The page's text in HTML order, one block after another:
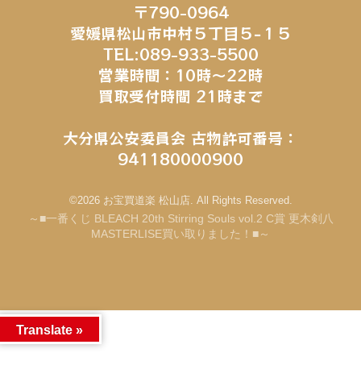
〒790-0964
愛媛県松山市中村５丁目５−１５
TEL:089-933-5500
営業時間：10時～22時
買取受付時間 21時まで
大分県公安委員会 古物許可番号：
941180000900
©2026 お宝買道楽 松山店. All Rights Reserved.
～■一番くじ BLEACH 20th Stirring Souls vol.2 C賞 更木剣八
MASTERLISE買い取りました！■～
Translate »